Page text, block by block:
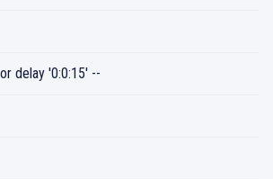
delay '0:0:15' --